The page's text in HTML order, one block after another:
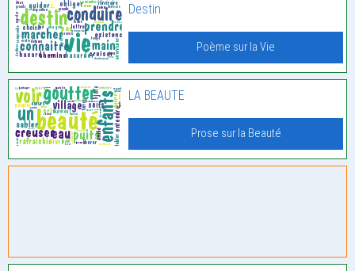
Destin
Poème sur la Vie
LA BEAUTE
Prose sur la Beauté